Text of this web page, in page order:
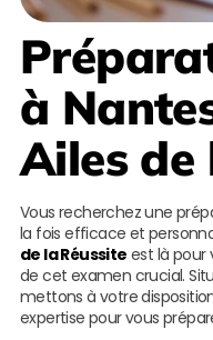
à
Ailes de
Vous recherchez une
la fois efficace et
de la Réussite est là pour
de cet examen crucial.
mettons à votre
expertise pour vous